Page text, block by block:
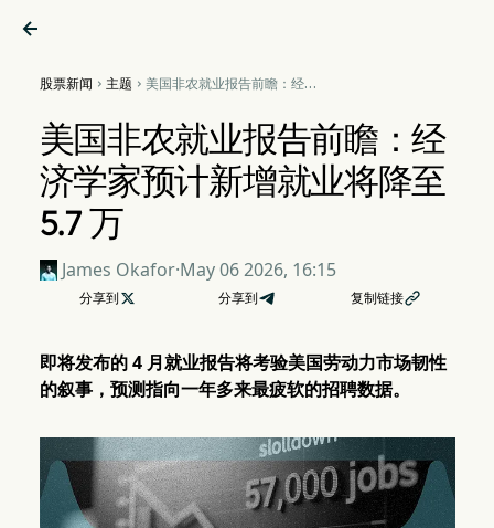

股票新闻  主题  美国非农就业报告前瞻：经济
万
美国非农就业报告前瞻：经
济学家预计新增就业将降至
5.7 万
James Okafor·May 06 2026, 16:15
分享到  分享到 复制链接
即将发布的 4 月就业报告将考验美国劳动力市场韧性
的叙事，预测指向一年多来最疲软的招聘数据。